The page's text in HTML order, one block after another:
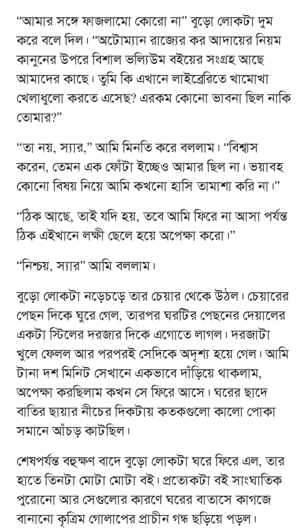
“আমার সঙ্গে ফাজলামো কোরো না” বুড়ো লোকটা দুম
করে বলে দিল। “অটোম্যান রাজ্যের কর আদায়ের নিয়ম
কানুনের উপরে বিশাল ভল্যিউম বইয়ের সংগ্রহ আছে
আমাদের কাছে। তুমি কি এখানে লাইব্রেরিতে খামোখা
খেলাধুলো করতে এসেছ? এরকম কোনো ভাবনা ছিল নাকি
তোমার?”
“তা নয়, স্যার,” আমি মিনতি করে বললাম। “বিশ্বাস
করেন, তেমন এক ফোঁটা ইচ্ছেও আমার ছিল না। ভয়াবহ
কোনো বিষয় নিয়ে আমি কখনো হাসি তামাশা করি না।”
“ঠিক আছে, তাই যদি হয়, তবে আমি ফিরে না আসা পর্যন্ত
ঠিক এইখানে লক্ষী ছেলে হয়ে অপেক্ষা করো।”
“নিশ্চয়, স্যার” আমি বললাম।
বুড়ো লোকটা নড়েচড়ে তার চেয়ার থেকে উঠল। চেয়ারের
পেছন দিকে ঘুরে গেল, তারপর ঘরটির পেছনের দেয়ালের
একটা স্টিলের দরজার দিকে এগোতে লাগল। দরজাটা
খুলে ফেলল আর পরপরই সেদিকে অদৃশ্য হয়ে গেল। আমি
টানা দশ মিনিট সেখানে একভাবে দাঁড়িয়ে থাকলাম,
অপেক্ষা করছিলাম কখন সে ফিরে আসে। ঘরের ছাদে
বাতির ছায়ার নীচের দিকটায় কতকগুলো কালো পোকা
সমানে আঁচড় কাটছিল।
শেষপর্যন্ত বহুক্ষণ বাদে বুড়ো লোকটা ঘরে ফিরে এল, তার
হাতে তিনটা মোটা মোটা বই। প্রত্যেকটা বই সাংঘাতিক
পুরোনো আর সেগুলোর কারণে ঘরের বাতাসে কাগজে
বানানো কৃত্রিম গোলাপের প্রাচীন গন্ধ ছড়িয়ে পড়ল।